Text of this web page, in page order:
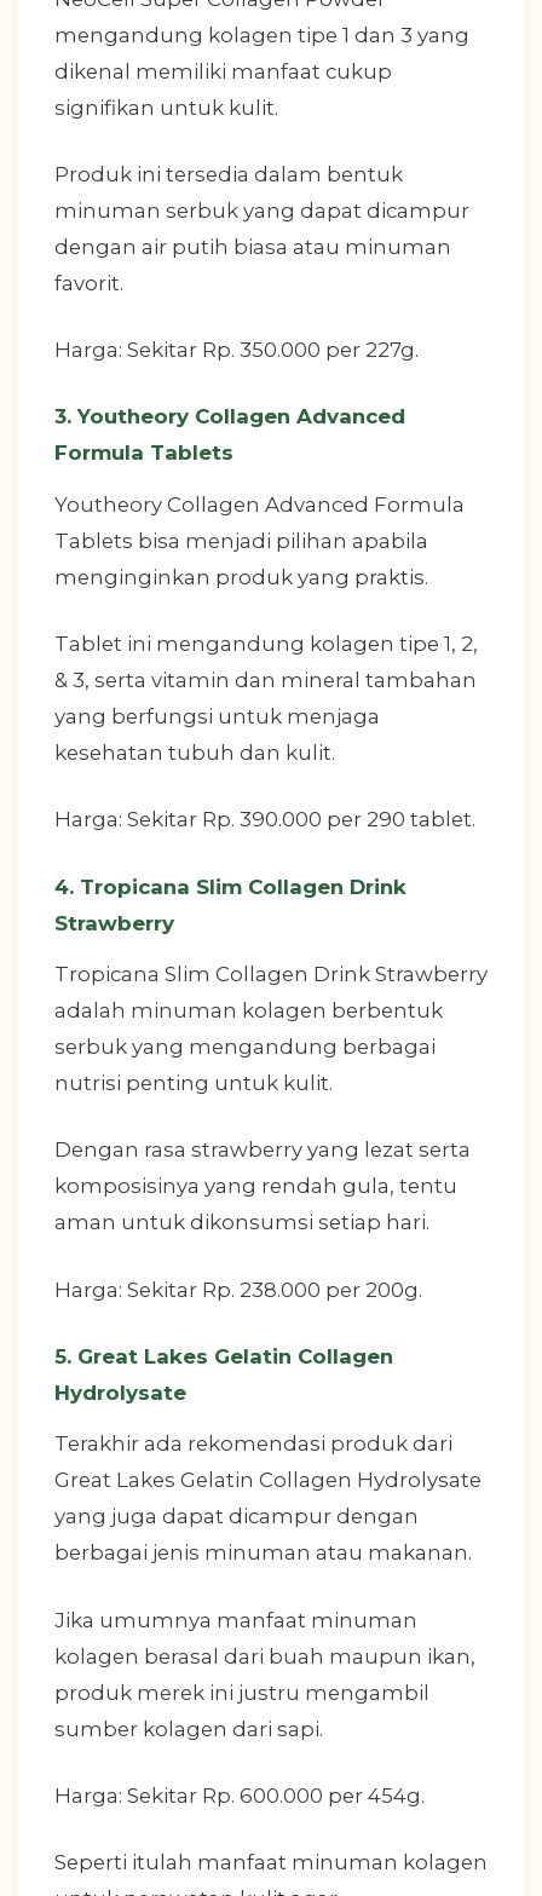
mengandung kolagen tipe 1 dan 3 yang
dikenal memiliki manfaat cukup
signifikan untuk kulit.
Produk ini tersedia dalam bentuk
minuman serbuk yang dapat dicampur
dengan air putih biasa atau minuman
favorit.
Harga: Sekitar Rp. 350.000 per 227g.
3. Youtheory Collagen Advanced
Formula Tablets
Youtheory Collagen Advanced Formula
Tablets bisa menjadi pilihan apabila
menginginkan produk yang praktis.
Tablet ini mengandung kolagen tipe 1, 2,
& 3, serta vitamin dan mineral tambahan
yang berfungsi untuk menjaga
kesehatan tubuh dan kulit.
Harga: Sekitar Rp. 390.000 per 290 tablet.
4. Tropicana Slim Collagen Drink
Strawberry
Tropicana Slim Collagen Drink Strawberry
adalah minuman kolagen berbentuk
serbuk yang mengandung berbagai
nutrisi penting untuk kulit.
Dengan rasa strawberry yang lezat serta
komposisinya yang rendah gula, tentu
aman untuk dikonsumsi setiap hari.
Harga: Sekitar Rp. 238.000 per 200g.
5. Great Lakes Gelatin Collagen
Hydrolysate
Terakhir ada rekomendasi produk dari
Great Lakes Gelatin Collagen Hydrolysate
yang juga dapat dicampur dengan
berbagai jenis minuman atau makanan.
Jika umumnya manfaat minuman
kolagen berasal dari buah maupun ikan,
produk merek ini justru mengambil
sumber kolagen dari sapi.
Harga: Sekitar Rp. 600.000 per 454g.
Seperti itulah manfaat minuman kolagen